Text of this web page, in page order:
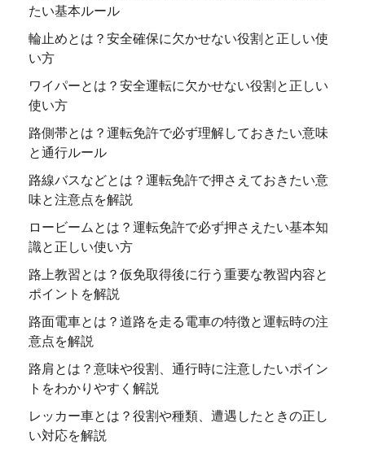
たい基本ルール
輪止めとは？安全確保に欠かせない役割と正しい使
い方
ワイパーとは？安全運転に欠かせない役割と正しい
使い方
路側帯とは？運転免許で必ず理解しておきたい意味
と通行ルール
路線バスなどとは？運転免許で押さえておきたい意
味と注意点を解説
ロービームとは？運転免許で必ず押さえたい基本知
識と正しい使い方
路上教習とは？仮免取得後に行う重要な教習内容と
ポイントを解説
路面電車とは？道路を走る電車の特徴と運転時の注
意点を解説
路肩とは？意味や役割、通行時に注意したいポイン
トをわかりやすく解説
レッカー車とは？役割や種類、遭遇したときの正し
い対応を解説